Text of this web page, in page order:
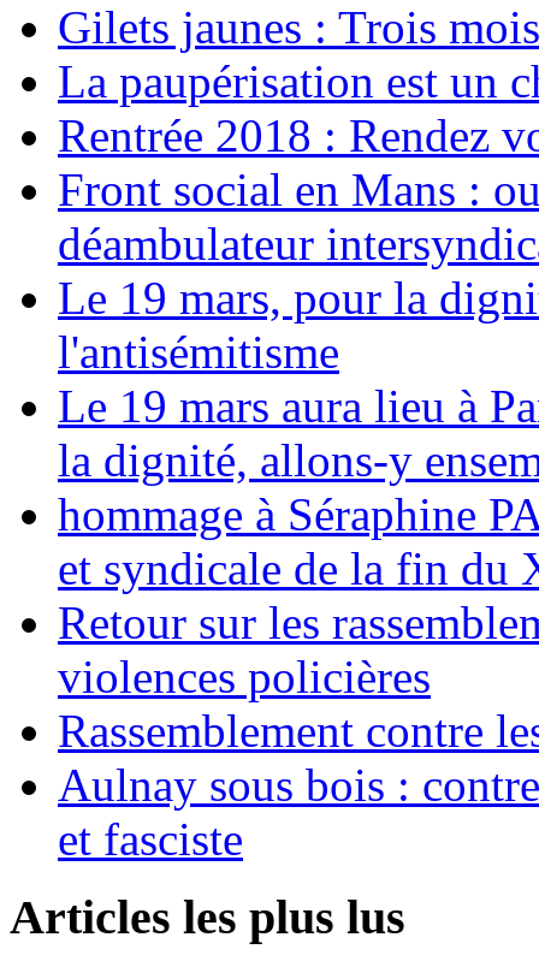
Gilets jaunes : Trois
La paupérisation est un
Rentrée 2018 : Rendez
Front social en Mans :
déambulateur
Le 19 mars, pour la
l'antisémitisme
Le 19 mars aura lieu à
la dignité, allons-y
hommage à Séraphine
et syndicale de la fin du
Retour sur les
violences policières
Rassemblement contre
Aulnay sous bois :
et fasciste
Articles les plus lus